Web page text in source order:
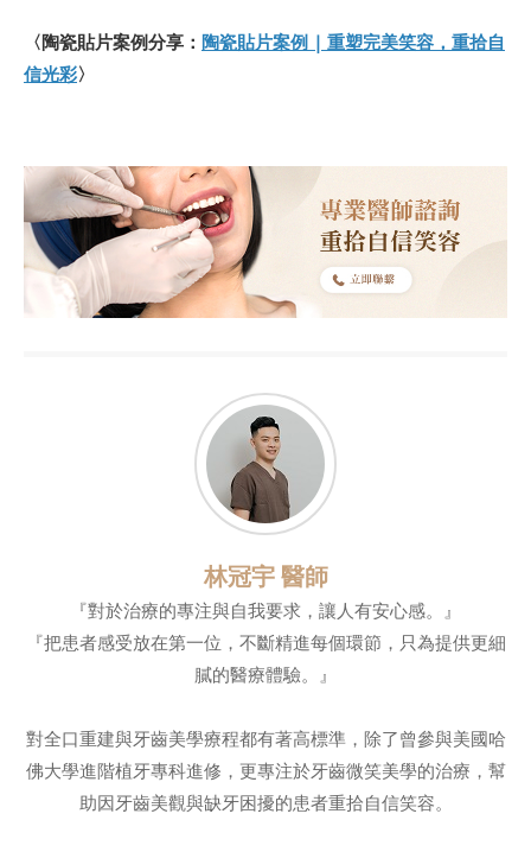
〈陶瓷貼片案例分享： 陶瓷貼片案例 | 重塑完美笑容，重拾自
信光彩〉
林冠宇 醫師
『對於治療的專注與自我要求，讓人有安心感。』
『把患者感受放在第一位，不斷精進每個環節，只為提供更細
膩的醫療體驗。』
對全口重建與牙齒美學療程都有著高標準，除了曾參與美國哈
佛大學進階植牙專科進修，更專注於牙齒微笑美學的治療，幫
助因牙齒美觀與缺牙困擾的患者重拾自信笑容。